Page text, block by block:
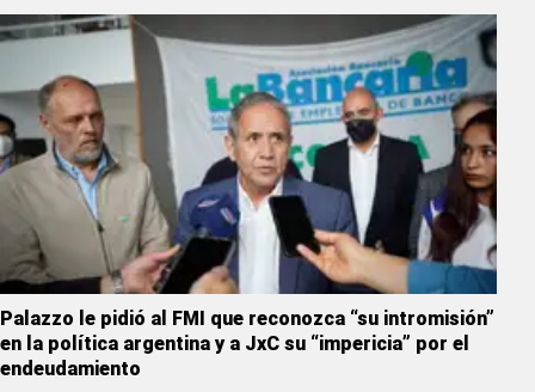
Palazzo le pidió al FMI que reconozca “su intromisión”
en la política argentina y a JxC su “impericia” por el
endeudamiento